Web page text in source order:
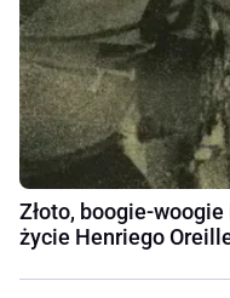
Złoto, boogie-
życie Henriego